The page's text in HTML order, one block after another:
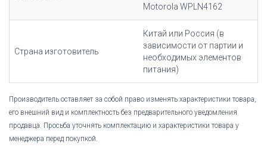
Motorola WPLN4162
Страна изготовитель
Китай или Россия (в
зависимости от партии и
необходимых элементов
питания)
Производитель оставляет за собой право изменять характеристики товара,
его внешний вид и комплектность без предварительного уведомления
продавца. Просьба уточнять комплектацию и характеристики товара у
менеджера перед покупкой.